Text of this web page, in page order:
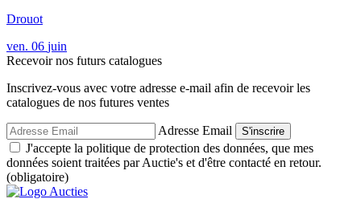
Drouot
ven. 06 juin
Recevoir nos futurs catalogues
Inscrivez-vous avec votre adresse e-mail afin de recevoir les
catalogues de nos futures ventes
Adresse Email S'inscrire
J'accepte la politique de protection des données, que mes
données soient traitées par Auctie's et d'être contacté en retour.
(obligatoire)